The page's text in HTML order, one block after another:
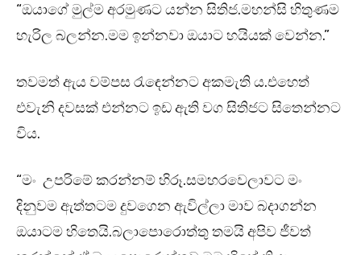
“ඔයාගේ මුල්ම අරමුණට යන්න සිතිජ.මහන්සි හිතුණම
හැරිල බලන්න.මම ඉන්නවා ඔයාට හයියක් වෙන්න.”
තවමත් ඇය වම්පස රැඳෙන්නට අකමැති ය.එහෙත්
එවැනි දවසක් එන්නට ඉඩ ඇති වග සිතිජට සිතෙන්නට
විය.
“මං උපරිමේ කරන්නම් හිරූ.සමහරවෙලාවට මං
දිනුවම ඇත්තටම දුවගෙන ඇවිල්ලා මාව බදාගන්න
ඔයාටම හිතෙයි.බලාපොරොත්තු තමයි අපිව ජීවත්